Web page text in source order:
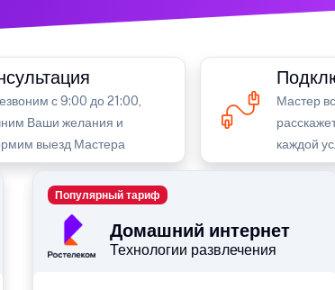
с 9:00 до 21:00,
Ваши желания и
выезд Мастера
Мастер
каждой
Домашний интернет
Технологии развлечения
Популярный тариф